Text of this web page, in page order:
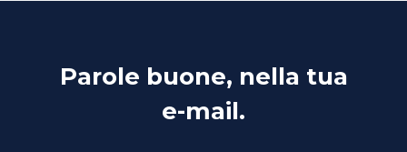
Parole buone, nella tua
e-mail.